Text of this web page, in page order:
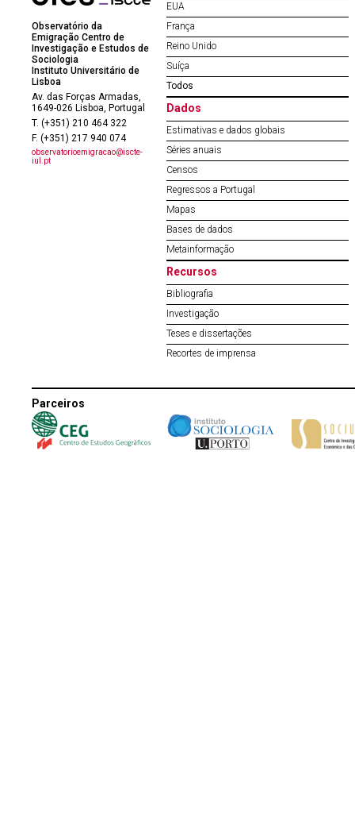
Observatório da
Emigração Centro de
Investigação e Estudos de
Sociologia
Instituto Universitário de
Lisboa
Av. das Forças Armadas,
1649-026 Lisboa, Portugal
T. (+351) 210 464 322
F. (+351) 217 940 074
observatorioemigracao@iscte-
iul.pt
EUA
França
Reino Unido
Suíça
Todos
Dados
Estimativas e dados globais
Séries anuais
Censos
Regressos a Portugal
Mapas
Bases de dados
Metainformação
Recursos
Bibliografia
Investigação
Teses e dissertações
Recortes de imprensa
Parceiros